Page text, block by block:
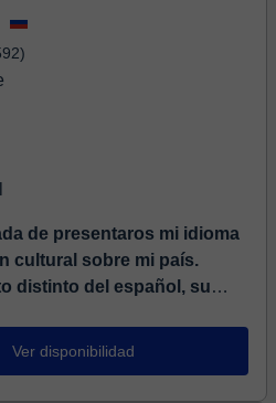
cultural sobre mi país.
distinto del español, su
forma de pensar y de
Ver disponibilidad